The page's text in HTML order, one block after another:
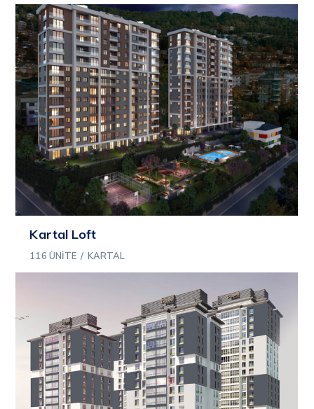
Kartal Loft
116 ÜNITE / KARTAL